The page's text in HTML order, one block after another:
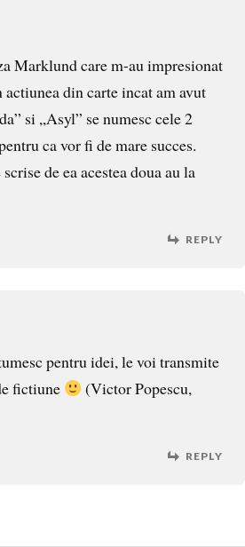
Marklund care m-au impresionat
din carte incat am avut
si ,,Asyl” se numesc cele 2
ca vor fi de mare succes.
de ea acestea doua au la
REPLY
pentru idei, le voi transmite
fictiune
(Victor Popescu,
REPLY